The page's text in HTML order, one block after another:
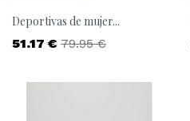
Deportivas de mujer...
Precio
51.17 € Precio base
79.95 €